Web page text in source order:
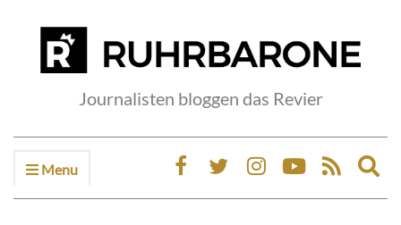
Journalisten bloggen das Revier
Menu